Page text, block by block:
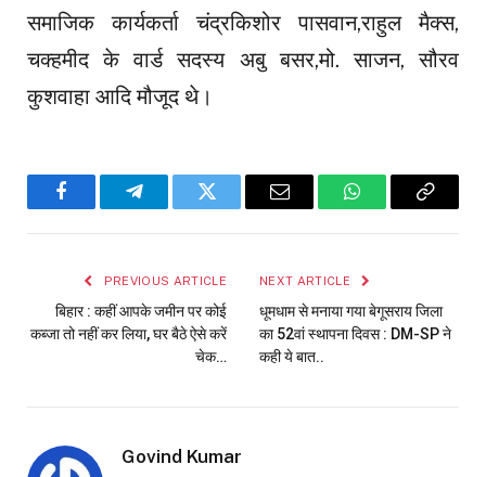
समाजिक कार्यकर्ता चंद्रकिशोर पासवान,राहुल मैक्स,
चक्हमीद के वार्ड सदस्य अबु बसर,मो. साजन, सौरव
कुशवाहा आदि मौजूद थे।
FacebookTelegramTwitter Email WhatsAppCopy
PREVIOUS ARTICLE
बिहार : कहीं आपके जमीन पर कोई
कब्जा तो नहीं कर लिया, घर बैठे ऐसे करें
चेक…
NEXT ARTICLE
धूमधाम से मनाया गया बेगूसराय जिला
का 52वां स्थापना दिवस : DM-SP ने
कही ये बात..
Govind Kumar